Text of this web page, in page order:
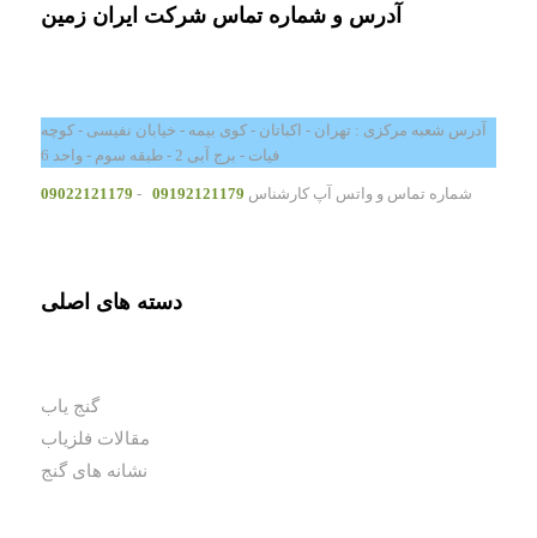
آدرس و شماره تماس شرکت ایران زمین
آدرس شعبه مرکزی : تهران - اکباتان - کوی بیمه - خیابان نفیسی - کوچه
فیات - برج آبی 2 - طبقه سوم - واحد 6
شماره تماس و واتس آپ کارشناس 09192121179
-
09022121179
دسته های اصلی
گنج یاب
مقالات فلزیاب
نشانه های گنج